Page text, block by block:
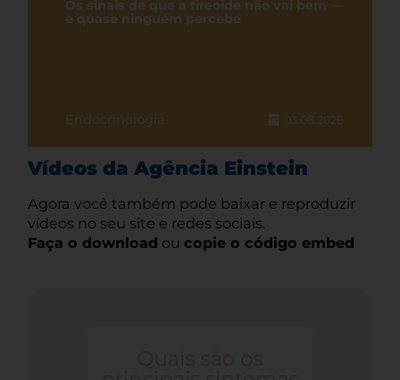
Os sinais de que a tireoide não vai bem —
e quase ninguém percebe
Endocrinologia 03.08.2026
Vídeos da Agência Einstein
Agora você também pode baixar e reproduzir
vídeos no seu site e redes sociais.
Faça o download ou copie o código embed